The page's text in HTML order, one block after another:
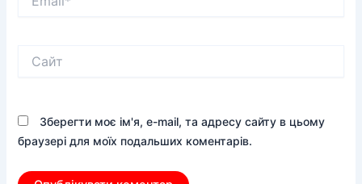
Зберегти моє ім'я, e-mail, та адресу сайту в цьому
браузері для моїх подальших коментарів.